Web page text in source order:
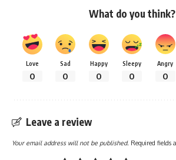
What do you think?
Love
0
Sad
0
Happy
0
Sleepy
0
Angry
0
Leave a review
Your email address will not be published. Required fields